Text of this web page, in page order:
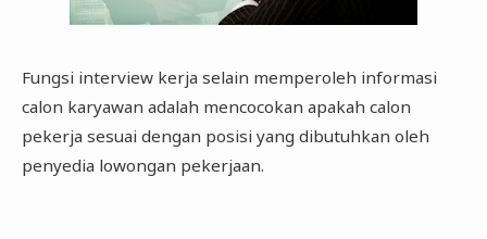
Fungsi interview kerja selain memperoleh informasi
calon karyawan adalah mencocokan apakah calon
pekerja sesuai dengan posisi yang dibutuhkan oleh
penyedia lowongan pekerjaan.